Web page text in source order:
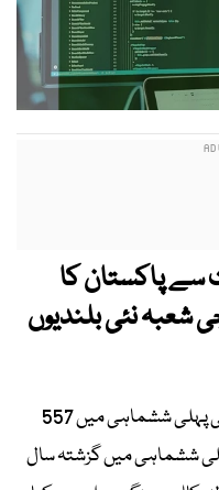
سے پاکستان کا
شعبہ نئی بلندیوں
پاکستانی فری لانسرز نےمالی سال 26کی پہلی ششماہی میں 557
ششماہی میں گزشتہ سال